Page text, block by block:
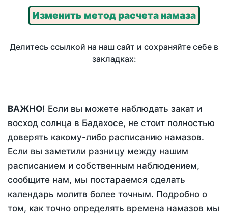
Изменить метод расчета намаза
Делитесь ссылкой на наш сайт и сохраняйте себе в
закладках:
ВАЖНО! Если вы можете наблюдать закат и
восход солнца в Бадахосе, не стоит полностью
доверять какому-либо расписанию намазов.
Если вы заметили разницу между нашим
расписанием и собственным наблюдением,
сообщите нам, мы постараемся сделать
календарь молитв более точным. Подробно о
том, как точно определять времена намазов мы